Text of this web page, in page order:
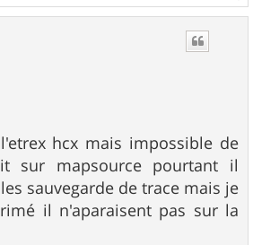
a
hcx mais impossible de
sur mapsource pourtant il
sauvegarde de trace mais je
il n'aparaisent pas sur la